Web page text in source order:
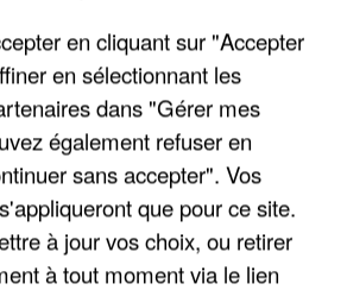
CANICULES, LES REFUGES
SONT...
en cliquant sur "Accepter
en sélectionnant les
dans "Gérer mes
également refuser en
sans accepter". Vos
que pour ce site.
à jour vos choix, ou retirer
à tout moment via le lien